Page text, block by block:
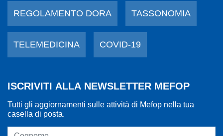
REGOLAMENTO DORA TASSONOMIA
TELEMEDICINA COVID-19
ISCRIVITI ALLA NEWSLETTER MEFOP
Tutti gli aggiornamenti sulle attività di Mefop nella tua
casella di posta.